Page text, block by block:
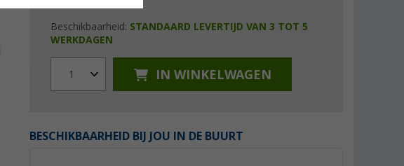
Beschikbaarheid: STANDAARD LEVERTIJD VAN 3 TOT 5
WERKDAGEN
1 IN WINKELWAGEN
BESCHIKBAARHEID BIJ JOU IN DE BUURT